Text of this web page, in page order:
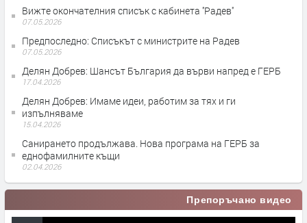
Вижте окончателния списък с кабинета ''Радев''
07.05.2026
Предпоследно: Списъкът с министрите на Радев
07.05.2026
Делян Добрев: Шансът България да върви напред е ГЕРБ
17.04.2026
Делян Добрев: Имаме идеи, работим за тях и ги
изпълняваме
15.04.2026
Санирането продължава. Нова програма на ГЕРБ за
еднофамилните къщи
02.04.2026
Препоръчано видео